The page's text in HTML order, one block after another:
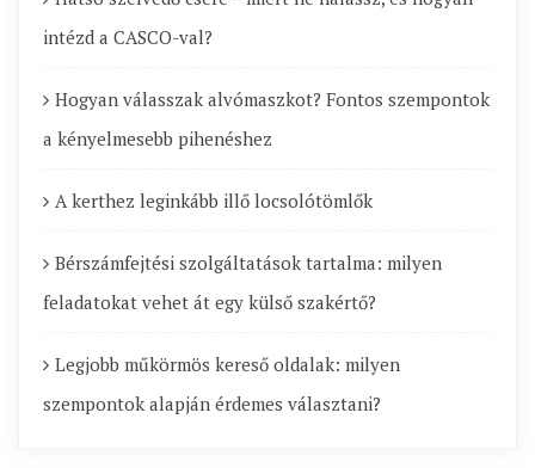
intézd a CASCO-val?
Hogyan válasszak alvómaszkot? Fontos szempontok
a kényelmesebb pihenéshez
A kerthez leginkább illő locsolótömlők
Bérszámfejtési szolgáltatások tartalma: milyen
feladatokat vehet át egy külső szakértő?
Legjobb műkörmös kereső oldalak: milyen
szempontok alapján érdemes választani?